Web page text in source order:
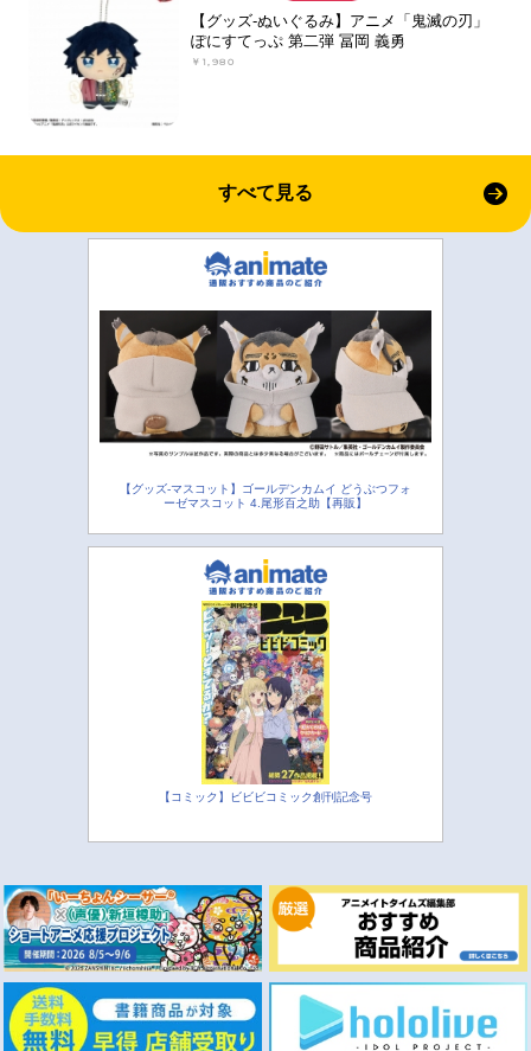
【グッズ-ぬいぐるみ】アニメ「鬼滅の刃」
ぽにすてっぷ 第二弾 冨岡 義勇
￥1,980
すべて見る
【グッズ-マスコット】ゴールデンカムイ どうぶつフォ
ーゼマスコット 4.尾形百之助【再販】
【コミック】ビビビコミック創刊記念号